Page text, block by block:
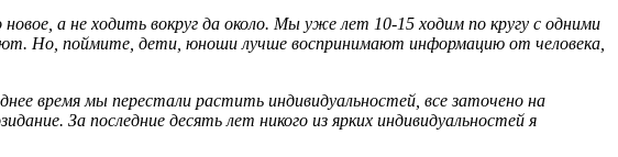
а не ходить вокруг да около. Мы уже лет 10-15 ходим по кругу с одними
Но, поймите, дети, юноши лучше воспринимают информацию от человека,
время мы перестали растить индивидуальностей, все заточено на
За последние десять лет никого из ярких индивидуальностей я